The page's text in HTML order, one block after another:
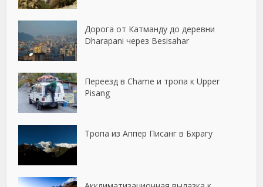
Дорога от Катманду до деревни
Dharapani через Besisahar
Переезд в Chame и тропа к Upper
Pisang
Тропа из Аппер Писанг в Бхрагу